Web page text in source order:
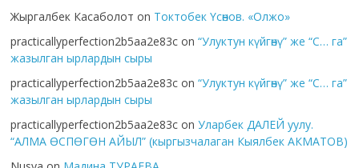
Жыргалбек Касаболот on Токтобек Үсөнов. «Олжо»
practicallyperfection2b5aa2e83c on“Улуктун күйгөнү” же “С… га”
жазылган ырлардын сыры
practicallyperfection2b5aa2e83c on“Улуктун күйгөнү” же “С… га”
жазылган ырлардын сыры
practicallyperfection2b5aa2e83c onУларбек ДАЛЕЙ уулу.
“АЛМА ӨСПӨГӨН АЙЫЛ” (кыргызчалаган Кыялбек АКМАТОВ)